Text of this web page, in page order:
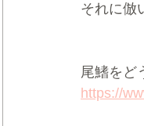
それに倣
尾鰭をど
https://